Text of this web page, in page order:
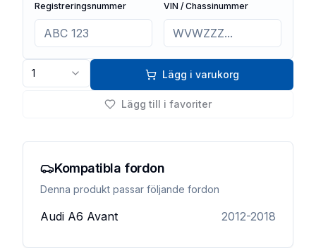
Registreringsnummer
VIN / Chassinummer
1 Lägg i varukorg
Lägg till i favoriter
Kompatibla fordon
Denna produkt passar följande fordon
Audi A6 Avant 2012-2018